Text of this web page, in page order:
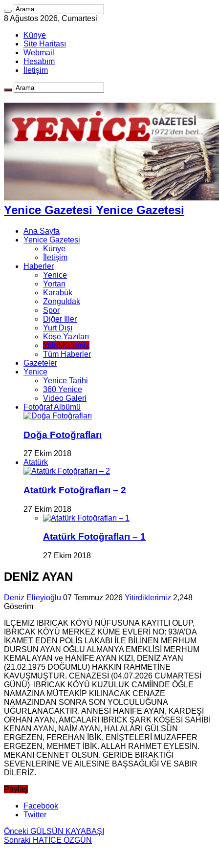
8 Ağustos 2026, Cumartesi
Künye
Site Haritası
Webmail
Hesabım
İletişim
Yenice Gazetesi Yenice Gazetesi
Ana Sayfa
Yenice Gazetesi
Künye
İletişim
Haberler
Yenice
Yortan
Karabük
Zonguldak
Spor
Diğer İller
Yurt Dışı
Köşe Yazıları
Yitirdiklerimiz
Tüm Haberler
Gazeteler
Yenice
Yenice Tarihi
360 Yenice
Video Galeri
Fotoğraf Albümü
Doğa Fotoğrafları
27 Ekim 2018
Atatürk
Atatürk Fotoğrafları – 2
27 Ekim 2018
Atatürk Fotoğrafları – 1
27 Ekim 2018
DENİZ AYAN
Deniz Elieyioğlu 07 Temmuz 2026 Yitirdiklerimiz 2,248
Göserim
İLÇEMİZ IBRICAK KÖYÜ NÜFUSUNA KAYITLI OLUP,
IBRICAK KÖYÜ MERKEZ KÜME EVLERİ NO: 93/A’DA
İKAMET EDEN POLİS LAKABI İLE BİLİNEN MERHUM
DURSUN AYAN OĞLU ALMANYA EMEKLİSİ MERHUM
KEMAL AYAN ve HANİFE AYAN KIZI, DENİZ AYAN
(21.02.1975 DOĞUMLU) HAKKIN RAHMETİNE
KAVUŞMUŞTUR. CENAZESİ (04.07.2026 CUMARTESİ
GÜNÜ) IBRICAK KÖYÜ KUZULUK CAMİİNDE ÖĞLE
NAMAZINA MÜTEAKİP KILINACAK CENAZE
NAMAZINDAN SONRA SON YOLCULUĞUNA
UĞURLANACAKTIR. ANNESİ HANİFE AYAN, KARDEŞİ
ORHAN AYAN, AMCALARI IBRICK ŞARK KÖŞESİ SAHİBİ
KENAN AYAN, NAİM AYAN, HALALARI GÜLSÜN
ERGEZEN, FEREHAN İBİK, ENİŞTELERİ MUZAFFER
ERGEZEN, MEHMET İBİK. ALLAH RAHMET EYLESİN.
MEKANI CENNET OLSUN. GERİDE BIRAKTIĞI
SEVENLERİNE VE AİLESİNE BAŞSAĞLIĞI VE SABIR
DİLERİZ.
Paylaş
Facebook
Twitter
Önceki GÜLSÜN KAYABAŞI
Sonraki HATİCE ÖZGÜN